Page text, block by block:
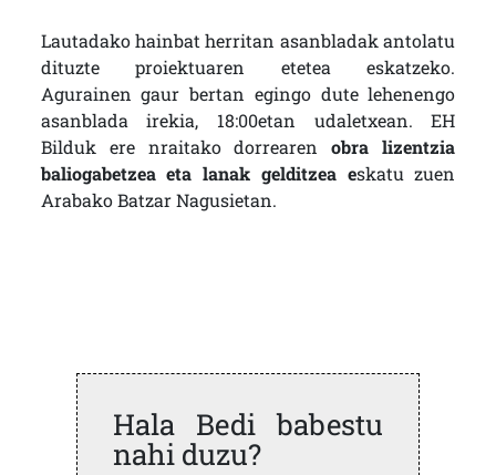
Lautadako hainbat herritan asanbladak antolatu
dituzte proiektuaren etetea eskatzeko.
Agurainen gaur bertan egingo dute lehenengo
asanblada irekia, 18:00etan udaletxean. EH
Bilduk ere nraitako dorrearenobra lizentzia
baliogabetzea eta lanak gelditzea eskatu zuen
Arabako Batzar Nagusietan.
Hala Bedi babestu
nahi duzu?